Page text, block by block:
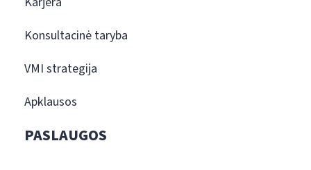
Konsultacinė taryba
VMI strategija
Apklausos
PASLAUGOS